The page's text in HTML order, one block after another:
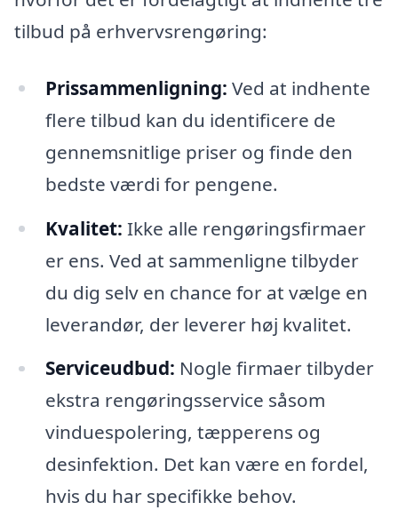
tilbud på erhvervsrengøring:
Prissammenligning: Ved at indhente
flere tilbud kan du identificere de
gennemsnitlige priser og finde den
bedste værdi for pengene.
Kvalitet: Ikke alle rengøringsfirmaer
er ens. Ved at sammenligne tilbyder
du dig selv en chance for at vælge en
leverandør, der leverer høj kvalitet.
Serviceudbud: Nogle firmaer tilbyder
ekstra rengøringsservice såsom
vinduespolering, tæpperens og
desinfektion. Det kan være en fordel,
hvis du har specifikke behov.